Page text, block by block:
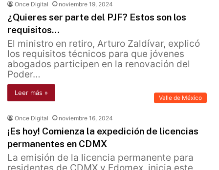
Once Digital noviembre 19, 2024
¿Quieres ser parte del PJF? Estos son los
requisitos…
El ministro en retiro, Arturo Zaldívar, explicó
los requisitos técnicos para que jóvenes
abogados participen en la renovación del
Poder…
Leer más »
Valle de México
Once Digital noviembre 16, 2024
¡Es hoy! Comienza la expedición de licencias
permanentes en CDMX
La emisión de la licencia permanente para